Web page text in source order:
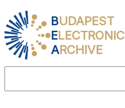
BUDAPEST
ELECTRONIC
ARCHIVE